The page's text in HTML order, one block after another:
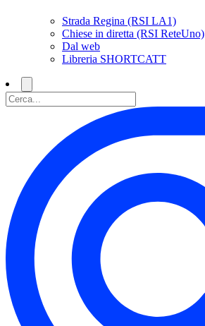
Strada Regina (RSI LA1)
Chiese in diretta (RSI ReteUno)
Dal web
Libreria SHORTCATT